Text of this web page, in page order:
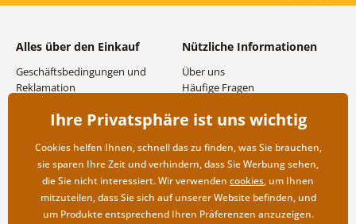
Alles über den Einkauf
Geschäftsbedingungen und
Reklamation
Versand- und
Rücksendung der Ware
Nützliche Informationen
Über uns
Häufige Fragen
Großhandel und
Ihre Privatsphäre ist uns wichtig
Cookies helfen Ihnen, schnell das zu finden, was Sie brauchen,
sie sparen Ihre Zeit und verhindern, dass Sie Werbung sehen,
die Sie nicht interessiert. Wir verwenden cookies, um Ihnen
mitzuteilen, dass Sie sich auf unserer Website befinden, und
um Produkte entsprechend Ihren Präferenzen anzuzeigen.